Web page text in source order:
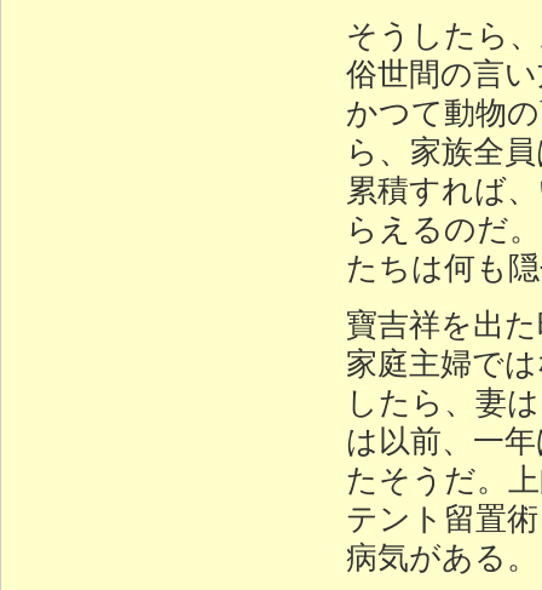
そうしたら
俗世間の言
かつて動物
ら、家族全
累積すれば
らえるのだ
たちは何も
寶吉祥を出
家庭主婦で
したら、妻
は以前、一
たそうだ。
テント留置
病気がある。